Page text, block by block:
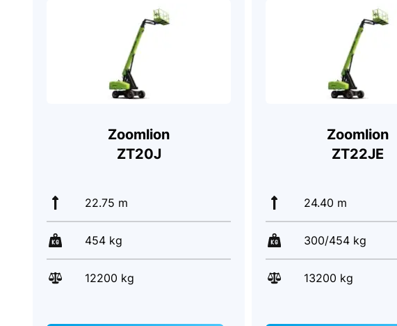
Zoomlion
ZT20J
22.75 m
454 kg
12200 kg
Zoomlion
ZT22JE
24.40 m
300/454 kg
13200 kg